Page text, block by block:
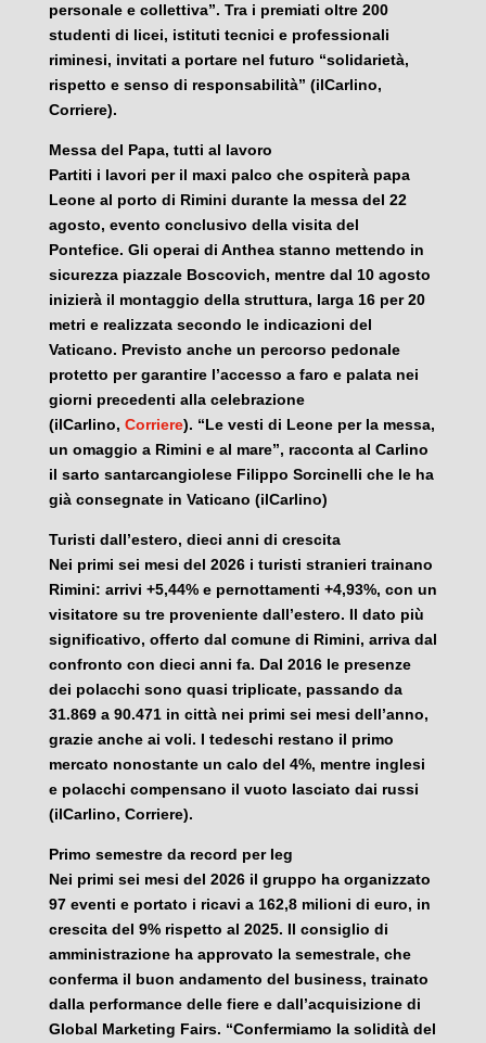
personale e collettiva”. Tra i premiati oltre 200
studenti di licei, istituti tecnici e professionali
riminesi, invitati a portare nel futuro “solidarietà,
rispetto e senso di responsabilità” (ilCarlino,
Corriere).
Messa del Papa, tutti al lavoro
Partiti i lavori per il maxi palco che ospiterà papa
Leone al porto di Rimini durante la messa del 22
agosto, evento conclusivo della visita del
Pontefice. Gli operai di Anthea stanno mettendo in
sicurezza piazzale Boscovich, mentre dal 10 agosto
inizierà il montaggio della struttura, larga 16 per 20
metri e realizzata secondo le indicazioni del
Vaticano. Previsto anche un percorso pedonale
protetto per garantire l’accesso a faro e palata nei
giorni precedenti alla celebrazione
(ilCarlino, Corriere). “Le vesti di Leone per la messa,
un omaggio a Rimini e al mare”, racconta al Carlino
il sarto santarcangiolese Filippo Sorcinelli che le ha
già consegnate in Vaticano (ilCarlino)
Turisti dall’estero, dieci anni di crescita
Nei primi sei mesi del 2026 i turisti stranieri trainano
Rimini: arrivi +5,44% e pernottamenti +4,93%, con un
visitatore su tre proveniente dall’estero. Il dato più
significativo, offerto dal comune di Rimini, arriva dal
confronto con dieci anni fa. Dal 2016 le presenze
dei polacchi sono quasi triplicate, passando da
31.869 a 90.471 in città nei primi sei mesi dell’anno,
grazie anche ai voli. I tedeschi restano il primo
mercato nonostante un calo del 4%, mentre inglesi
e polacchi compensano il vuoto lasciato dai russi
(ilCarlino, Corriere).
Primo semestre da record per Ieg
Nei primi sei mesi del 2026 il gruppo ha organizzato
97 eventi e portato i ricavi a 162,8 milioni di euro, in
crescita del 9% rispetto al 2025. Il consiglio di
amministrazione ha approvato la semestrale, che
conferma il buon andamento del business, trainato
dalla performance delle fiere e dall’acquisizione di
Global Marketing Fairs. “Confermiamo la solidità del